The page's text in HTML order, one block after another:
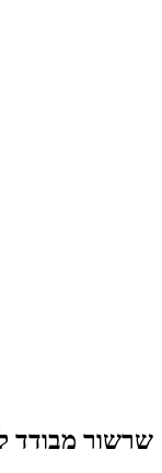
שרשור מבודד